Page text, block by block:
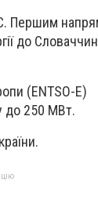
Першим
до
(ENTSO-E)
до 250 МВт.